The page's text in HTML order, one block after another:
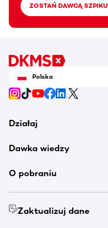
ZOSTAŃ DAWCĄ SZPIKU
Polska
Działaj
Dawka wiedzy
O pobraniu
Zaktualizuj dane